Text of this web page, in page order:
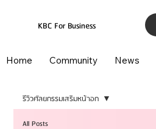
KBC For Business
Home Community News
All Posts
รีวิวศัลยกรรมเสริมหน้าอก